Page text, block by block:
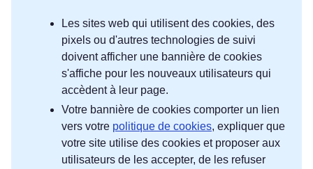
Les sites web qui utilisent des cookies, des
pixels ou d'autres technologies de suivi
doivent afficher une bannière de cookies
s'affiche pour les nouveaux utilisateurs qui
accèdent à leur page.
Votre bannière de cookies comporter un lien
vers votre politique de cookies, expliquer que
votre site utilise des cookies et proposer aux
utilisateurs de les accepter, de les refuser